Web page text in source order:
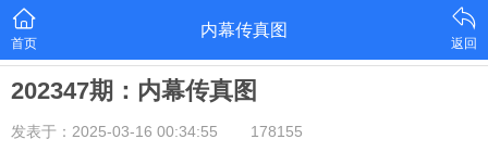
首页
内幕传真图
返回
202347期：内幕传真图
发表于：2025-03-16 00:34:55 178155